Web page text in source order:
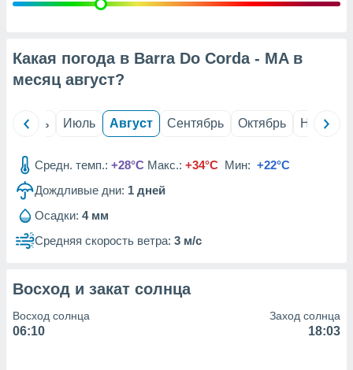
данных
рекламы
сведения
Какая погода в Barra Do Corda - MA в
месяц август?
Июнь Июль Август Сентябрь Октябрь Ноябрь
Средн. темп.: +28°C Макс.: +34°C Мин: +22°C
Дождливые дни: 1 дней
Осадки: 4 мм
Средняя скорость ветра: 3 м/с
Восход и закат солнца
Восход солнца
06:10
Заход солнца
18:03